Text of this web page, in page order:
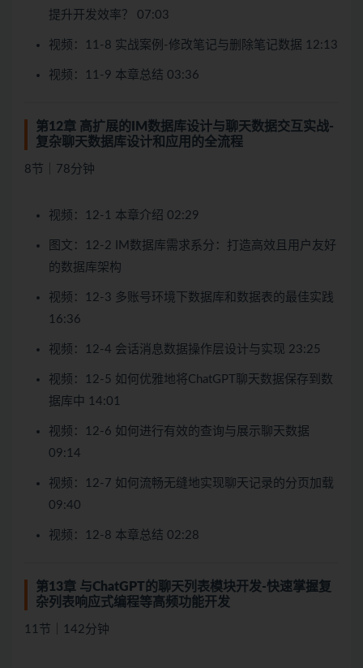
提升开发效率？ 07:03
视频：11-8 实战案例-修改笔记与删除笔记数据 12:13
视频：11-9 本章总结 03:36
第12章 高扩展的IM数据库设计与聊天数据交互实战-
复杂聊天数据库设计和应用的全流程
8节｜78分钟
视频：12-1 本章介绍 02:29
图文：12-2 IM数据库需求系分：打造高效且用户友好
的数据库架构
视频：12-3 多账号环境下数据库和数据表的最佳实践
16:36
视频：12-4 会话消息数据操作层设计与实现 23:25
视频：12-5 如何优雅地将ChatGPT聊天数据保存到数
据库中 14:01
视频：12-6 如何进行有效的查询与展示聊天数据
09:14
视频：12-7 如何流畅无缝地实现聊天记录的分页加载
09:40
视频：12-8 本章总结 02:28
第13章 与ChatGPT的聊天列表模块开发-快速掌握复
杂列表响应式编程等高频功能开发
11节｜142分钟